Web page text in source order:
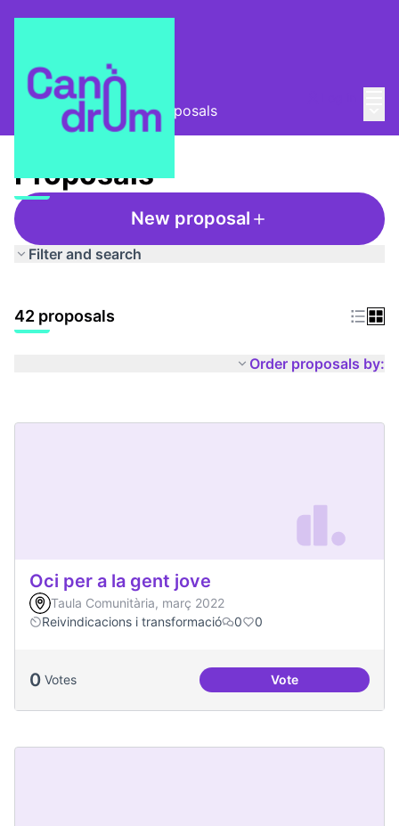
Taula Comunitària / Proposals
Proposals
New proposal
Filter and search
42 proposals
Order proposals by:
Oci per a la gent jove
Taula Comunitària, març 2022
Reivindicacions i transformació
0 0
0 Votes VoteOci per a la gent